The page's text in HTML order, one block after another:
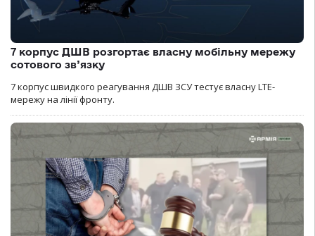
7 корпус ДШВ розгортає власну мобільну мережу
сотового зв’язку
7 корпус швидкого реагування ДШВ ЗСУ тестує власну LTE-
мережу на лінії фронту.